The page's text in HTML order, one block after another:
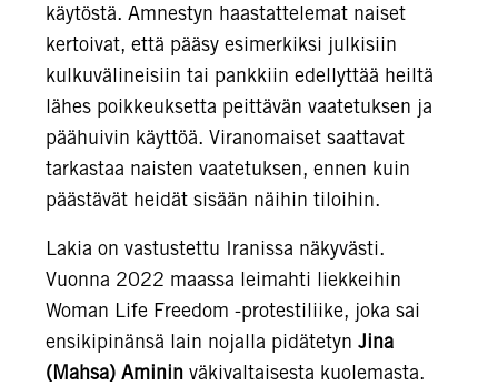
käytöstä. Amnestyn haastattelemat naiset
kertoivat, että pääsy esimerkiksi julkisiin
kulkuvälineisiin tai pankkiin edellyttää heiltä
lähes poikkeuksetta peittävän vaatetuksen ja
päähuivin käyttöä. Viranomaiset saattavat
tarkastaa naisten vaatetuksen, ennen kuin
päästävät heidät sisään näihin tiloihin.
Lakia on vastustettu Iranissa näkyvästi.
Vuonna 2022 maassa leimahti liekkeihin
Woman Life Freedom -protestiliike, joka sai
ensikipinänsä lain nojalla pidätetyn Jina
(Mahsa) Aminin väkivaltaisesta kuolemasta.